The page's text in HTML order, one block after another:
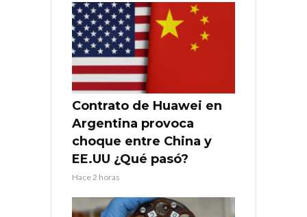
Contrato de Huawei en
Argentina provoca
choque entre China y
EE.UU ¿Qué pasó?
Hace 2 horas